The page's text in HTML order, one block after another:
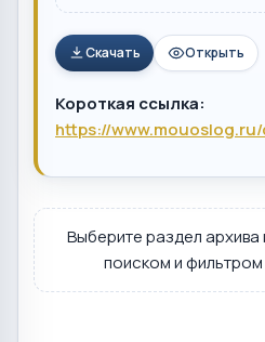
Скачать Открыть
Короткая ссылка:
https://www.mouoslog.ru/
Выберите раздел архива
поиском и фильтром